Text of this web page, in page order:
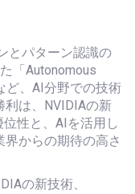
とパターン認識の
「Autonomous
ど、AI分野での技術
利は、NVIDIAの新
位性と、AIを活用し
からの期待の高さ
の新技術、